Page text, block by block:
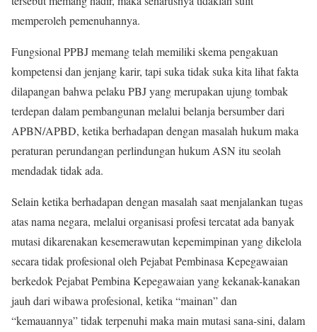
memperoleh pemenuhannya.
Fungsional PPBJ memang telah memiliki skema pengakuan
kompetensi dan jenjang karir, tapi suka tidak suka kita lihat fakta
dilapangan bahwa pelaku PBJ yang merupakan ujung tombak
terdepan dalam pembangunan melalui belanja bersumber dari
APBN/APBD, ketika berhadapan dengan masalah hukum maka
peraturan perundangan perlindungan hukum ASN itu seolah
mendadak tidak ada.
Selain ketika berhadapan dengan masalah saat menjalankan tugas
atas nama negara, melalui organisasi profesi tercatat ada banyak
mutasi dikarenakan kesemerawutan kepemimpinan yang dikelola
secara tidak profesional oleh Pejabat Pembinasa Kepegawaian
berkedok Pejabat Pembina Kepegawaian yang kekanak-kanakan
jauh dari wibawa profesional, ketika “mainan” dan
“kemauannya” tidak terpenuhi maka main mutasi sana-sini, dalam